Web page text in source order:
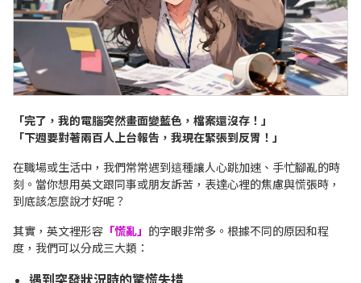
「完了，我的電腦突然畫面變藍色，檔案還沒存！」
「下週要對著兩百人上台報告，我現在緊張到反胃！」
在職場或生活中，我們常常遇到這種讓人心跳加速、手忙腳亂的時
刻。當你想用英文跟同事或朋友訴苦，表達心裡的焦慮與慌張時，
到底該怎麼說才好呢？
其實，英文裡形容 「慌亂」 的字眼非常多。根據不同的原因和程
度，我們可以分成三大類：